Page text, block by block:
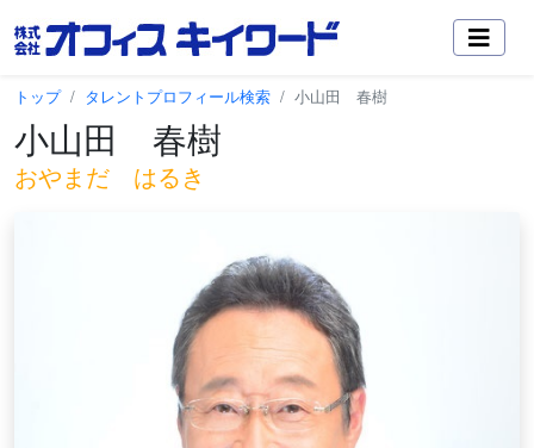
トップ タレントプロフィール検索 小山田 春樹
小山田 春樹
おやまだ はるき